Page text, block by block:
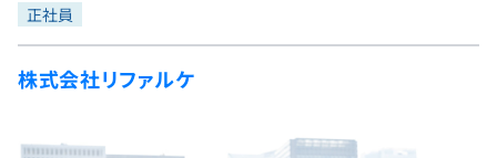
インターン
新卒エージェント
イベント・セミナー
問題集
4択課題
プログラミング言語
ゲーム・マンガ
正社員
株式会社リファルケ